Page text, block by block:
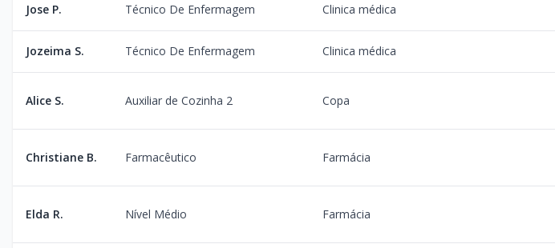
Jose P. Técnico De Enfermagem Clinica médica
Jozeima S. Técnico De Enfermagem Clinica médica
Alice S. Auxiliar de Cozinha 2 Copa
Christiane B. Farmacêutico Farmácia
Elda R. Nível Médio Farmácia